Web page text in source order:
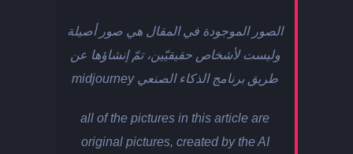
الصور الموجودة في المقال هي صور أصيلة
وليست لأشخاص حقيقيّين، تمّ إنشاؤها عن
طريق برنامج الذكاء الصنعي midjourney
all of the pictures in this article are
original pictures, created by the AI